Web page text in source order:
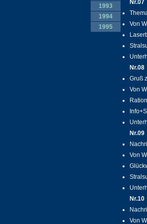
1993
1994
1995
Nr.07
Von
Nr.08
Gruß
Von
Nr.09
Von
Nr.10
Von